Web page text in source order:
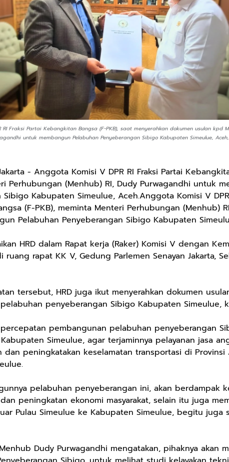
RI Fraksi Partai Kebangkitan Bangsa (F-PKB), saat menyerahkan dokumen usulan kpd
untuk membangun Pelabuhan Penyeberangan Sibigo Kabupaten Simeulue,
- Anggota Komisi V DPR RI Fraksi Partai
Perhubungan (Menhub) RI, Dudy Purwagandhi untuk
Sibigo Kabupaten Simeulue, Aceh.Anggota Komisi V
(F-PKB), meminta Menteri Perhubungan (Menhub)
Pelabuhan Penyeberangan Sibigo Kabupaten
HRD dalam Rapat kerja (Raker) Komisi V dengan
rapat KK V, Gedung Parlemen Senayan Jakarta,
tersebut, HRD juga ikut menyerahkan dokumen
penyeberangan Sibigo Kabupaten Simeulue,
percepatan pembangunan pelabuhan penyeberangan
Simeulue, agar terjaminnya pelayanan jasa
dan peningkatakan keselamatan transportasi di Provinsi
pelabuhan penyeberangan ini, akan berdampak
peningkatan ekonomi masyarakat, selain itu juga
Pulau Simeulue ke Kabupaten Simeulue, begitu juga
Dudy Purwagandhi mengatakan, pihaknya akan